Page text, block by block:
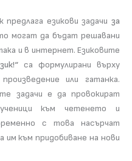
езикови задачи за
могат да бъдат решавани
и в интернет. Езиковите
са формулирани върху
или гатанка.
задачи е да провокират
към четенето и
с това насърчат
към придобиване на нови